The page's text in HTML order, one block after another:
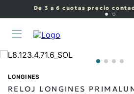
De 3 a 6 cuotas precio
LONGINES
RELOJ LONGINES